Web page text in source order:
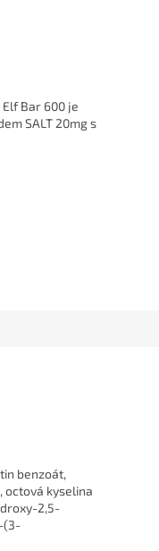
Bar 600 je
SALT 20mg s
benzoát,
kyselina
2,5-
(3-